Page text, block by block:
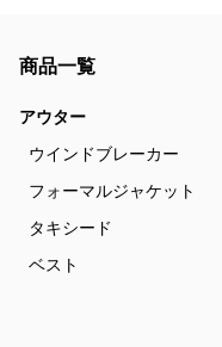
商品一覧
アウター
ウインドブレーカー
フォーマルジャケット
タキシード
ベスト